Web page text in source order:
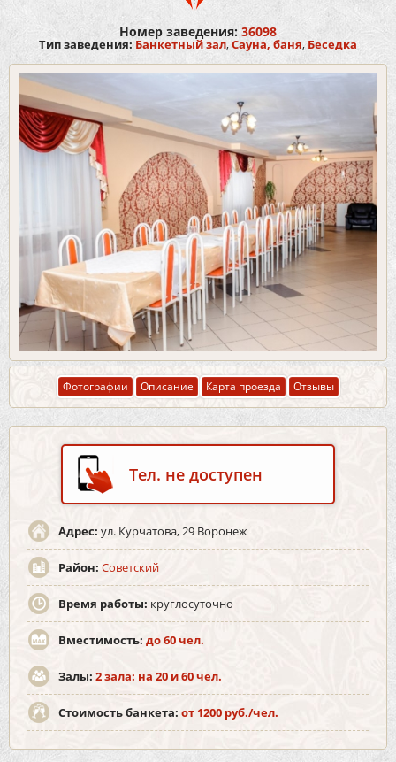
Номер заведения: 36098
Тип заведения:Банкетный зал,Сауна, баня, Беседка
Фотографии Описание Карта проезда Отзывы
Тел. не доступен
Адрес: ул. Курчатова, 29 Воронеж
Район: Советский
Время работы: круглосуточно
Вместимость: до 60 чел.
Залы: 2 зала: на 20 и 60 чел.
Стоимость банкета: от 1200 руб./чел.